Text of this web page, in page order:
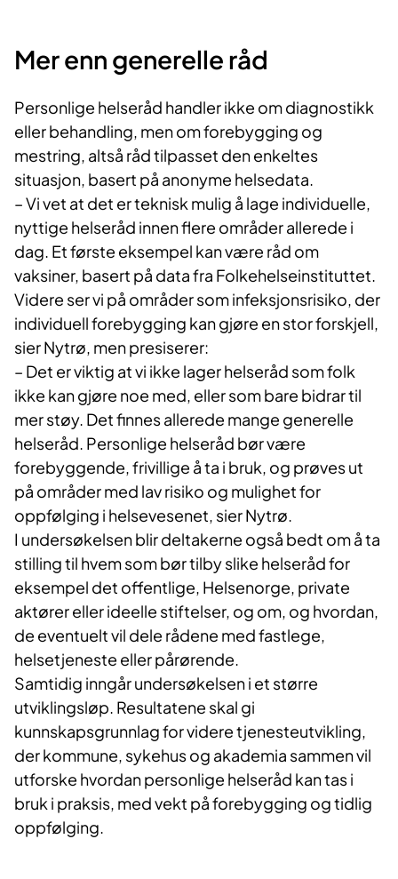
Mer enn generelle råd
Personlige helseråd handler ikke om diagnostikk
eller behandling, men om forebygging og
mestring, altså råd tilpasset den enkeltes
situasjon, basert på anonyme helsedata.
– Vi vet at det er teknisk mulig å lage individuelle,
nyttige helseråd innen flere områder allerede i
dag. Et første eksempel kan være råd om
vaksiner, basert på data fra Folkehelseinstituttet.
Videre ser vi på områder som infeksjonsrisiko, der
individuell forebygging kan gjøre en stor forskjell,
sier Nytrø, men presiserer:
– Det er viktig at vi ikke lager helseråd som folk
ikke kan gjøre noe med, eller som bare bidrar til
mer støy. Det finnes allerede mange generelle
helseråd. Personlige helseråd bør være
forebyggende, frivillige å ta i bruk, og prøves ut
på områder med lav risiko og mulighet for
oppfølging i helsevesenet, sier Nytrø.
I undersøkelsen blir deltakerne også bedt om å ta
stilling til hvem som bør tilby slike helseråd for
eksempel det offentlige, Helsenorge, private
aktører eller ideelle stiftelser, og om, og hvordan,
de eventuelt vil dele rådene med fastlege,
helsetjeneste eller pårørende.
Samtidig inngår undersøkelsen i et større
utviklingsløp. Resultatene skal gi
kunnskapsgrunnlag for videre tjenesteutvikling,
der kommune, sykehus og akademia sammen vil
utforske hvordan personlige helseråd kan tas i
bruk i praksis, med vekt på forebygging og tidlig
oppfølging.